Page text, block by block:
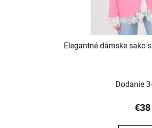
Elegantné dámske sako
Dodanie
€38